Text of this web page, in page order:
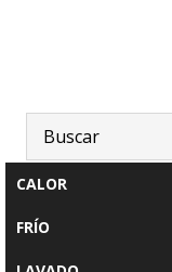
página
CALOR
FRÍO